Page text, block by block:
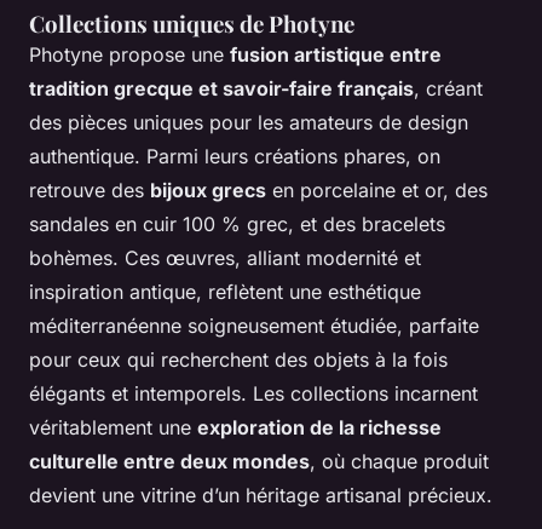
Collections uniques de Photyne
Photyne propose une fusion artistique entre
tradition grecque et savoir-faire français, créant
des pièces uniques pour les amateurs de design
authentique. Parmi leurs créations phares, on
retrouve des bijoux grecs en porcelaine et or, des
sandales en cuir 100 % grec, et des bracelets
bohèmes. Ces œuvres, alliant modernité et
inspiration antique, reflètent une esthétique
méditerranéenne soigneusement étudiée, parfaite
pour ceux qui recherchent des objets à la fois
élégants et intemporels. Les collections incarnent
véritablement une exploration de la richesse
culturelle entre deux mondes, où chaque produit
devient une vitrine d’un héritage artisanal précieux.